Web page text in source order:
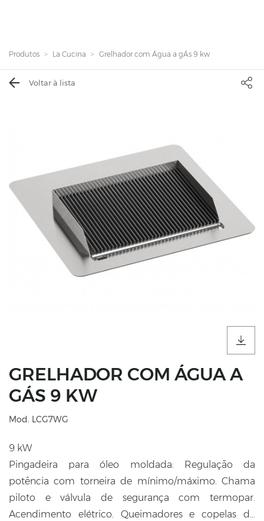
Produtos La Cucina Grelhador com Água a gÁs 9 kw
Voltar à lista
GRELHADOR COM ÁGUA A
GÁS 9 KW
Mod. LCG7WG
9 kW
Pingadeira para óleo moldada. Regulação da
potência com torneira de mínimo/máximo. Chama
piloto e válvula de segurança com termopar.
Acendimento elétrico. Queimadores e copelas de